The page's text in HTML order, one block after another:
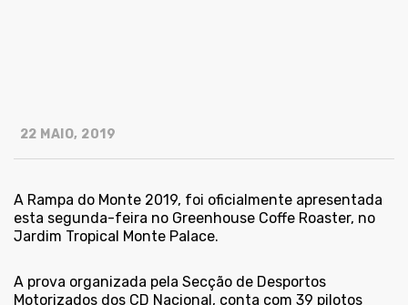
22 MAIO, 2019
A Rampa do Monte 2019, foi oficialmente apresentada
esta segunda-feira no Greenhouse Coffe Roaster, no
Jardim Tropical Monte Palace.
A prova organizada pela Secção de Desportos
Motorizados dos CD Nacional, conta com 39 pilotos